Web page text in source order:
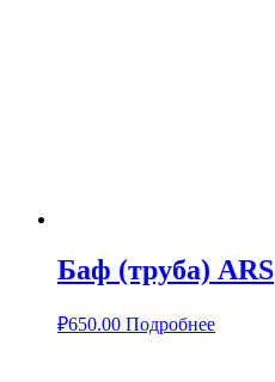
Баф (труба) ARS
₽650.00 Подробнее